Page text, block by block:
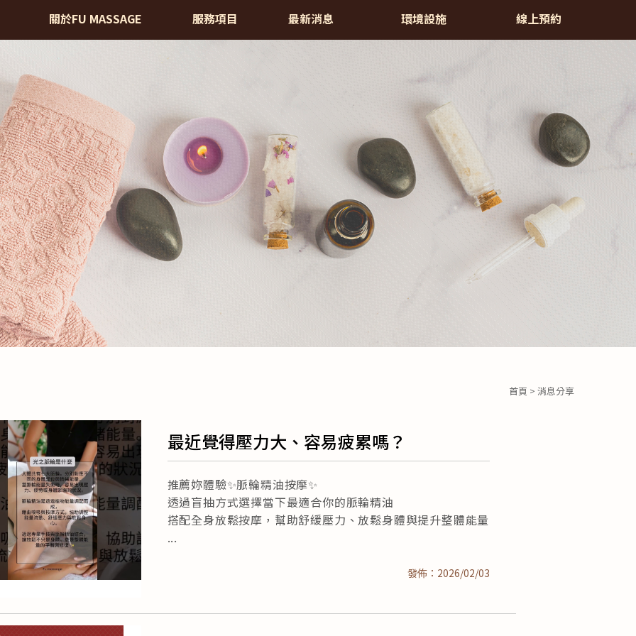
-按摩,台北按摩,中山區按摩,中山區精油按摩
關於FU MASSAGE
服務項目
最新消息
環境設施
線上預約
首頁 > 消息分享
最近覺得壓力大、容易疲累嗎？
發佈：2026/02/03
推薦妳體驗✨脈輪精油按摩✨
透過盲抽方式選擇當下最適合你的脈輪精油
搭配全身放鬆按摩，幫助舒緩壓力、放鬆身體與提升整體能量